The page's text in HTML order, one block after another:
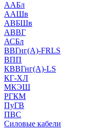
ААБл
ААШв
АВБШв
АВВГ
АСБл
ВВГнг(А)-FRLS
ВПП
КВВГнг(А)-LS
КГ-ХЛ
МКЭШ
РГКМ
ПуГВ
ПВС
Силовые кабели